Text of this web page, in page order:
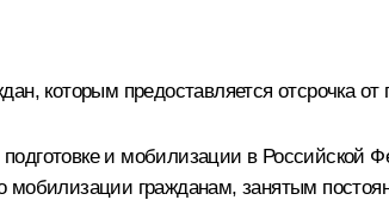
которым предоставляется отсрочка
и мобилизации в Российской
мобилизации гражданам, занятым